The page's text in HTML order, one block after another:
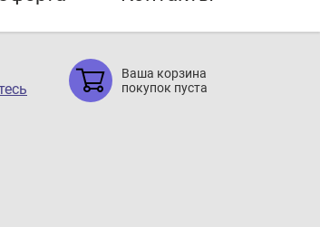
Ваша корзина
покупок пуста